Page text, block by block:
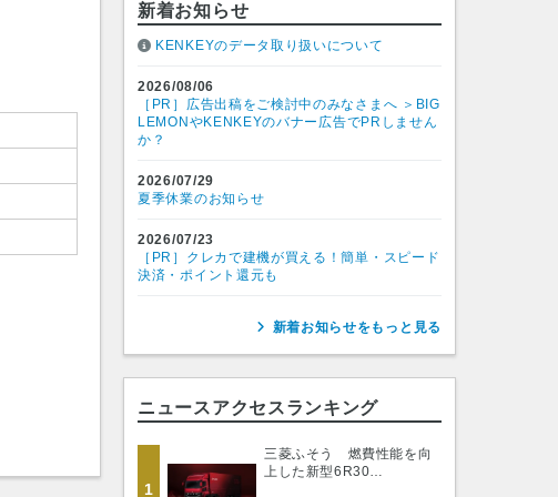
新着お知らせ
KENKEYのデータ取り扱いについて
2026/08/06
［PR］広告出稿をご検討中のみなさまへ ＞BIG
LEMONやKENKEYのバナー広告でPRしません
か？
2026/07/29
夏季休業のお知らせ
2026/07/23
［PR］クレカで建機が買える！簡単・スピード
決済・ポイント還元も
新着お知らせをもっと見る
ニュースアクセスランキング
1
三菱ふそう 燃費性能を向
上した新型6R30…